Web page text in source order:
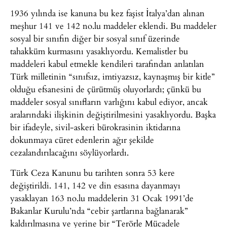
1936 yılında ise kanuna bu kez faşist İtalya’dan alınan
meşhur 141 ve 142 no.lu maddeler eklendi. Bu maddeler
sosyal bir sınıfın diğer bir sosyal sınıf üzerinde
tahakküm kurmasını yasaklıyordu. Kemalistler bu
maddeleri kabul etmekle kendileri tarafından anlatılan
Türk milletinin “sınıfsız, imtiyazsız, kaynaşmış bir kitle”
olduğu efsanesini de çürütmüş oluyorlardı; çünkü bu
maddeler sosyal sınıfların varlığını kabul ediyor, ancak
aralarındaki ilişkinin değiştirilmesini yasaklıyordu. Başka
bir ifadeyle, sivil-askeri bürokrasinin iktidarına
dokunmaya cüret edenlerin ağır şekilde
cezalandırılacağını söylüyorlardı.
Türk Ceza Kanunu bu tarihten sonra 53 kere
değiştirildi. 141, 142 ve din esasına dayanmayı
yasaklayan 163 no.lu maddelerin 31 Ocak 1991’de
Bakanlar Kurulu’nda “cebir şartlarına bağlanarak”
kaldırılmasına ve yerine bir “Terörle Mücadele